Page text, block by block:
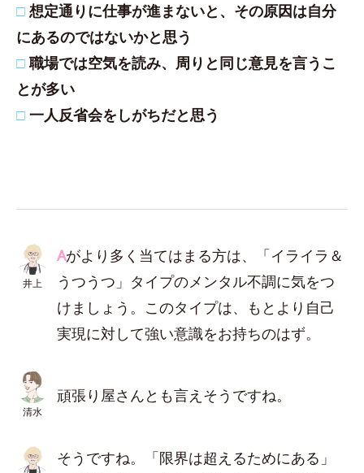
□ 想定通りに仕事が進まないと、その原因は自分
にあるのではないかと思う
□ 職場では空気を読み、周りと同じ意見を言うこ
とが多い
□ 一人反省会をしがちだと思う
井上
Aがより多く当てはまる方は、「イライラ＆
うつうつ」タイプのメンタル不調に気をつ
けましょう。このタイプは、もとより自己
実現に対して強い意識をお持ちのはず。
清水
頑張り屋さんとも言えそうですね。
そうですね。「限界は超えるためにある」